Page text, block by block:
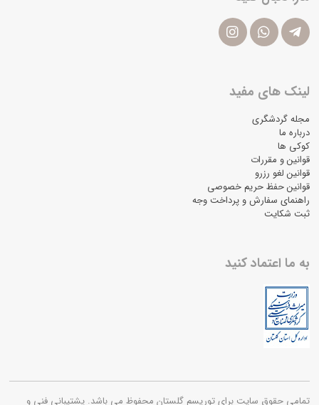
لینک های مفید
مجله گردشگری
درباره ما
کوکی ها
قوانین و مقررات
قوانین لغو رزرو
قوانین حفظ حریم خصوصی
راهنمای سفارش و پرداخت وجه
ثبت شکایت
به ما اعتماد کنید
تمامی حقوق سایت برای توریسم گلستان محفوظ می باشد. پشتیبانی فنی و